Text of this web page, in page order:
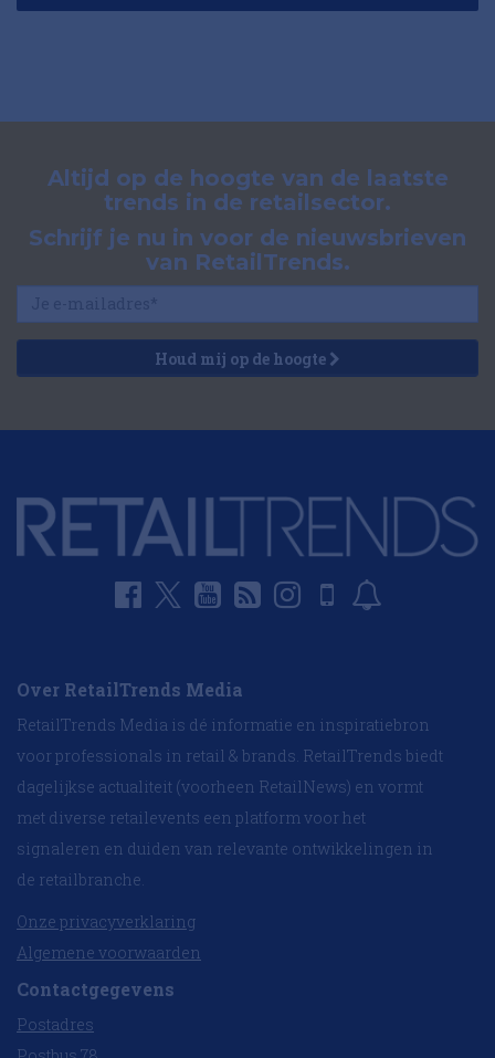
Altijd op de hoogte van de laatste
trends in de retailsector.
Schrijf je nu in voor de nieuwsbrieven
van RetailTrends.
Houd mij op de hoogte
Over RetailTrends Media
RetailTrends Media is dé informatie en inspiratiebron
voor professionals in retail & brands. RetailTrends biedt
dagelijkse actualiteit (voorheen RetailNews) en vormt
met diverse retailevents een platform voor het
signaleren en duiden van relevante ontwikkelingen in
de retailbranche.
Onze privacyverklaring
Algemene voorwaarden
Contactgegevens
Postadres